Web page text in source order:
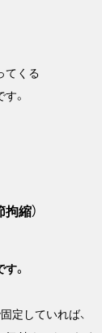
てくる
。
縮）
。
定していれば、